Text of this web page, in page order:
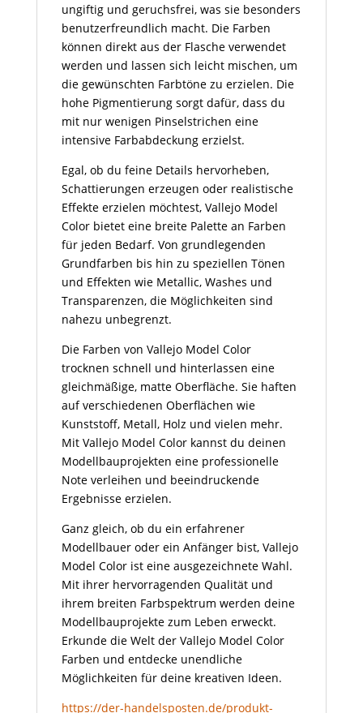
ungiftig und geruchsfrei, was sie besonders
benutzerfreundlich macht. Die Farben
können direkt aus der Flasche verwendet
werden und lassen sich leicht mischen, um
die gewünschten Farbtöne zu erzielen. Die
hohe Pigmentierung sorgt dafür, dass du
mit nur wenigen Pinselstrichen eine
intensive Farbabdeckung erzielst.
Egal, ob du feine Details hervorheben,
Schattierungen erzeugen oder realistische
Effekte erzielen möchtest, Vallejo Model
Color bietet eine breite Palette an Farben
für jeden Bedarf. Von grundlegenden
Grundfarben bis hin zu speziellen Tönen
und Effekten wie Metallic, Washes und
Transparenzen, die Möglichkeiten sind
nahezu unbegrenzt.
Die Farben von Vallejo Model Color
trocknen schnell und hinterlassen eine
gleichmäßige, matte Oberfläche. Sie haften
auf verschiedenen Oberflächen wie
Kunststoff, Metall, Holz und vielen mehr.
Mit Vallejo Model Color kannst du deinen
Modellbauprojekten eine professionelle
Note verleihen und beeindruckende
Ergebnisse erzielen.
Ganz gleich, ob du ein erfahrener
Modellbauer oder ein Anfänger bist, Vallejo
Model Color ist eine ausgezeichnete Wahl.
Mit ihrer hervorragenden Qualität und
ihrem breiten Farbspektrum werden deine
Modellbauprojekte zum Leben erweckt.
Erkunde die Welt der Vallejo Model Color
Farben und entdecke unendliche
Möglichkeiten für deine kreativen Ideen.
https://der-handelsposten.de/produkt-